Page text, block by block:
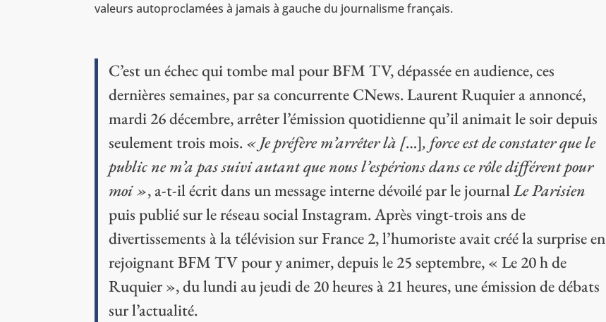
valeurs autoproclamées à jamais à gauche du journalisme français.
C’est un échec qui tombe mal pour BFM TV, dépassée en audience, ces
dernières semaines, par sa concurrente CNews. Laurent Ruquier a annoncé,
mardi 26 décembre, arrêter l’émission quotidienne qu’il animait le soir depuis
seulement trois mois. « Je préfère m’arrêter là […], force est de constater que le
public ne m’a pas suivi autant que nous l’espérions dans ce rôle différent pour
moi », a-t-il écrit dans un message interne dévoilé par le journalLe Parisien
puis publié sur le réseau social Instagram. Après vingt-trois ans de
divertissements à la télévision sur France 2, l’humoriste avait créé la surprise en
rejoignant BFM TV pour y animer, depuis le 25 septembre, « Le 20 h de
Ruquier », du lundi au jeudi de 20 heures à 21 heures, une émission de débats
sur l’actualité.